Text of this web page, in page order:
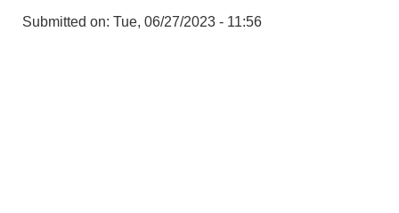
Submitted on: Tue, 06/27/2023 - 11:56